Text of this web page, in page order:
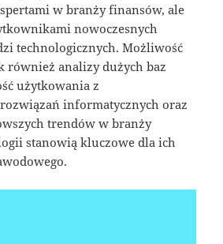
w branży finansów, ale
nowoczesnych
technologicznych. Możliwość
również analizy dużych baz
użytkowania z
informatycznych oraz
trendów w branży
stanowią kluczowe dla ich